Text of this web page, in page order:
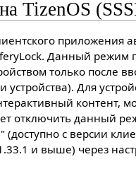
TizenOS
приложения
Данный режим
только после
устройства). Для
контент,
отключить данный
(доступно с версии
и выше) через